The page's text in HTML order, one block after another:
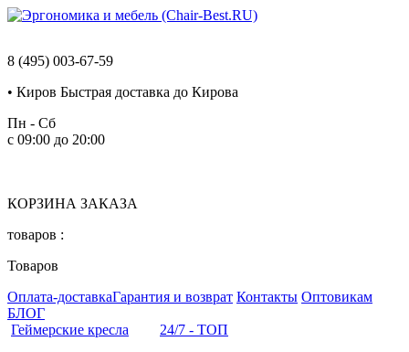
8 (495) 003-67-59
• Киров Быстрая доставка до Кирова
Пн - Сб
с 09:00 до 20:00
КОРЗИНА ЗАКАЗА
товаров :
Товаров
Оплата-доставкаГарантия и возврат Контакты Оптовикам
БЛОГ
Геймерские кресла
24/7 - ТОП